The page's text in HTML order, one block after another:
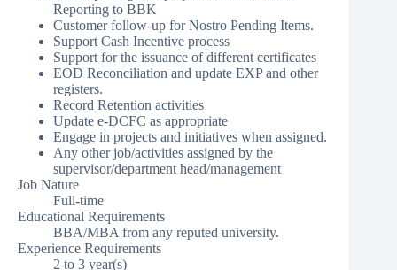
Reporting to BBK
Customer follow-up for Nostro Pending Items.
Support Cash Incentive process
Support for the issuance of different certificates
EOD Reconciliation and update EXP and other
registers.
Record Retention activities
Update e-DCFC as appropriate
Engage in projects and initiatives when assigned.
Any other job/activities assigned by the
supervisor/department head/management
Job Nature
Full-time
Educational Requirements
BBA/MBA from any reputed university.
Experience Requirements
2 to 3 year(s)